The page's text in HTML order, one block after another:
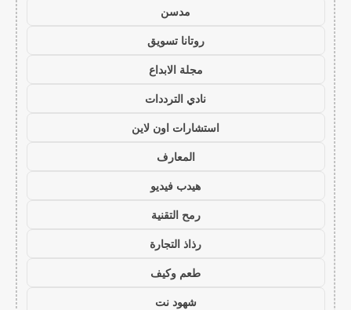
مدسن
روتانا تسويق
مجلة الابداع
نادي الترددات
استشارات اون لاين
المعارف
هيدب فيديو
رمح التقنية
رذاذ التجارة
طعم وكيف
شهود نت